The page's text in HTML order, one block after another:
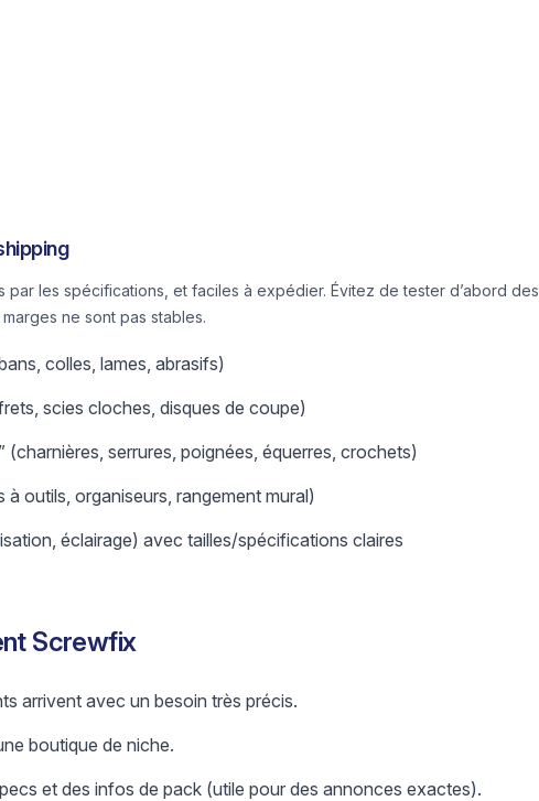
les spécifications, et faciles à expédier. Évitez de tester d’abord des
ne sont pas stables.
colles, lames, abrasifs)
scies cloches, disques de coupe)
(charnières, serrures, poignées, équerres, crochets)
outils, organiseurs, rangement mural)
éclairage) avec tailles/spécifications claires
Screwfix
arrivent avec un besoin très précis.
boutique de niche.
et des infos de pack (utile pour des annonces exactes).